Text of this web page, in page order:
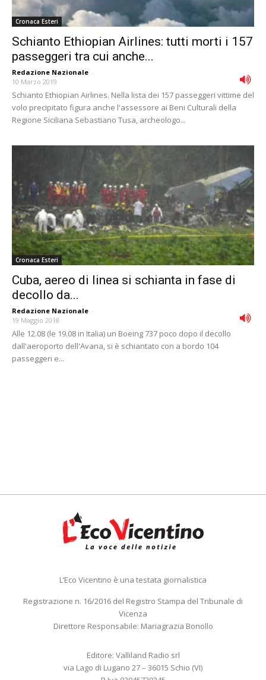
Cronaca Esteri
Schianto Ethiopian Airlines: tutti morti i 157
passeggeri tra cui anche...
Redazione Nazionale -
10 Marzo 2019
Schianto Ethiopian Airlines. Nella lista dei 157 passeggeri vittime del
volo precipitato figura anche l'assessore ai Beni Culturali della
Regione Siciliana Sebastiano Tusa, archeologo...
Cronaca Esteri
Cuba, aereo di linea si schianta in fase di
decollo da...
Redazione Nazionale -
19 Maggio 2018
Alle 12.08 (le 19.08 in Italia) un Boeing 737 poco dopo il decollo
dall'aeroporto dell'Avana, si è schiantato con a bordo 104
passeggeri e...
L’Eco Vicentino è una testata giornalistica
Registrazione n. 16/2016 del Registro Stampa del Tribunale di
Vicenza
Direttore Responsabile: Mariagrazia Bonollo
Editore: Valliland Radio srl
via Lago di Lugano 27 – 36015 Schio (VI)